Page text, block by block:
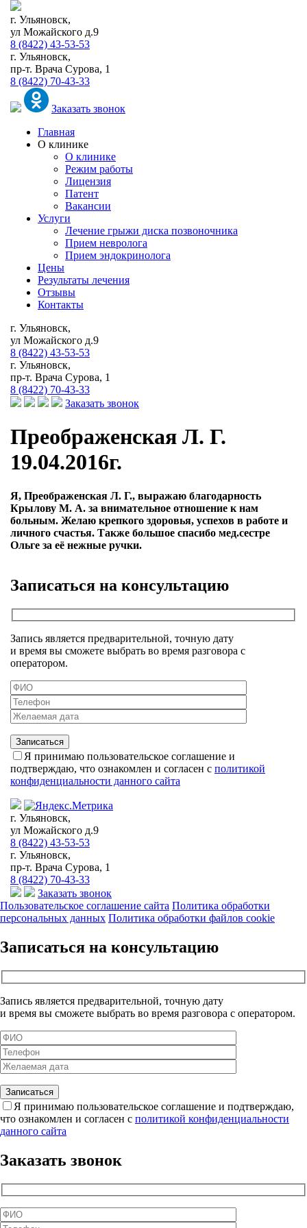
г. Ульяновск,
ул Можайского д.9
8 (8422) 43-53-53
г. Ульяновск,
пр-т. Врача Сурова, 1
8 (8422) 70-43-33
Заказать звонок
Главная
О клинике
О клинике
Режим работы
Лицензия
Патент
Вакансии
Услуги
Лечение грыжи диска позвоночника
Прием невролога
Прием эндокринолога
Цены
Результаты лечения
Отзывы
Контакты
г. Ульяновск,
ул Можайского д.9
8 (8422) 43-53-53
г. Ульяновск,
пр-т. Врача Сурова, 1
8 (8422) 70-43-33
Заказать звонок
Преображенская Л. Г.
19.04.2016г.
Я, Преображенская Л. Г., выражаю благодарность
Крылову М. А. за внимательное отношение к нам
больным. Желаю крепкого здоровья, успехов в работе и
личного счастья. Также большое спасибо мед.сестре
Ольге за её нежные ручки.
Записаться на консультацию
Запись является предварительной, точную дату
и время вы сможете выбрать во время разговора с
оператором.
Я принимаю пользовательское соглашение и
подтверждаю, что ознакомлен и согласен с политикой
конфиденциальности данного сайта
г. Ульяновск,
ул Можайского д.9
8 (8422) 43-53-53
г. Ульяновск,
пр-т. Врача Сурова, 1
8 (8422) 70-43-33
Заказать звонок
Пользовательское соглашение сайта Политика обработки
персональных данных Политика обработки файлов cookie
Записаться на консультацию
Запись является предварительной, точную дату
и время вы сможете выбрать во время разговора с оператором.
Я принимаю пользовательское соглашение и подтверждаю,
что ознакомлен и согласен с политикой конфиденциальности
данного сайта
Заказать звонок